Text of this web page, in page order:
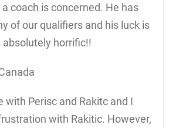
coach is concerned. He has
of our qualifiers and his luck is
horrific!!
with Perisc and Rakitc and I
with Rakitic. However,